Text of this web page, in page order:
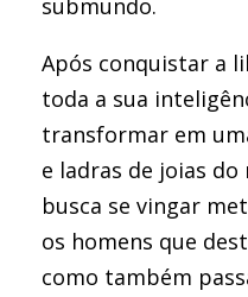
submundo.
Após conquistar a
toda a sua
transformar em
e ladras de joias do
busca se vingar
os homens que
como também